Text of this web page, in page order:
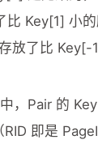
比 Key[1] 小
放了比 Key[-
，Pair 的
RID 即是